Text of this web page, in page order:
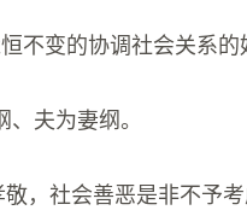
不变的协调社会关系的
夫为妻纲。
，社会善恶是非不予